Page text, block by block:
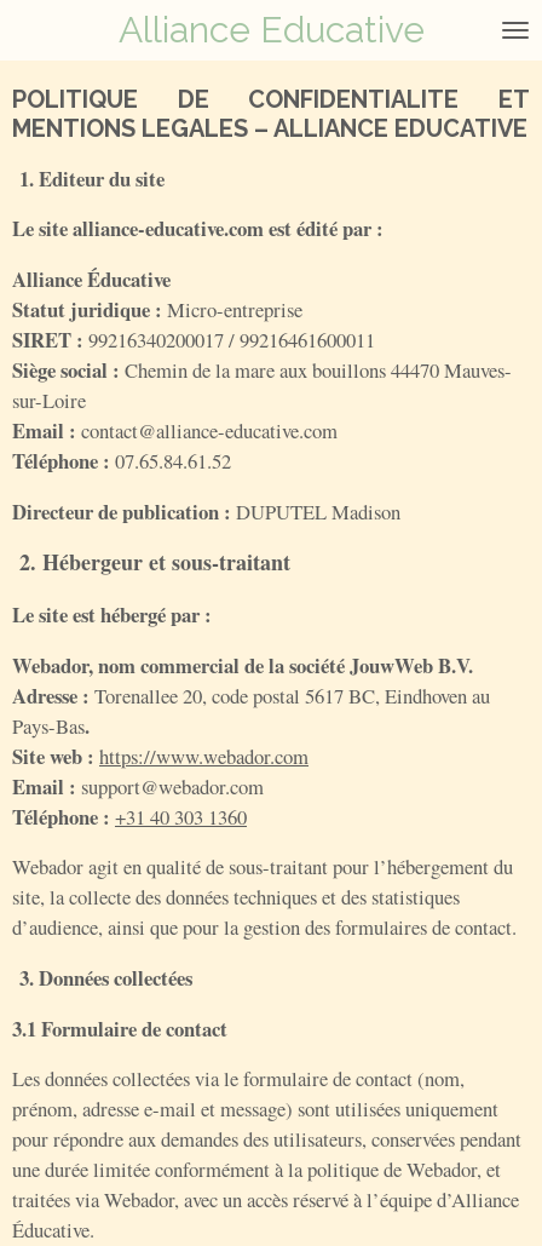
au
contenu
principal
Alliance Educative
POLITIQUE DE CONFIDENTIALITE ET
MENTIONS LEGALES – ALLIANCE EDUCATIVE
1. Editeur du site
Le site alliance-educative.com est édité par :
Alliance Éducative
Statut juridique : Micro-entreprise
SIRET : 99216340200017 / 99216461600011
Siège social : Chemin de la mare aux bouillons 44470 Mauves-
sur-Loire
Email : contact@alliance-educative.com
Téléphone : 07.65.84.61.52
Directeur de publication : DUPUTEL Madison
2. Hébergeur et sous-traitant
Le site est hébergé par :
Webador, nom commercial de la société JouwWeb B.V.
Adresse : Torenallee 20, code postal 5617 BC, Eindhoven au
Pays-Bas.
Site web : https://www.webador.com
Email : support@webador.com
Téléphone : +31 40 303 1360
Webador agit en qualité de sous-traitant pour l’hébergement du
site, la collecte des données techniques et des statistiques
d’audience, ainsi que pour la gestion des formulaires de contact.
3. Données collectées
3.1 Formulaire de contact
Les données collectées via le formulaire de contact (nom,
prénom, adresse e-mail et message) sont utilisées uniquement
pour répondre aux demandes des utilisateurs, conservées pendant
une durée limitée conformément à la politique de Webador, et
traitées via Webador, avec un accès réservé à l’équipe d’Alliance
Éducative.